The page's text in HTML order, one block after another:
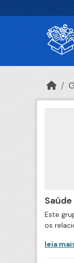
Saúde
Este
os
leia